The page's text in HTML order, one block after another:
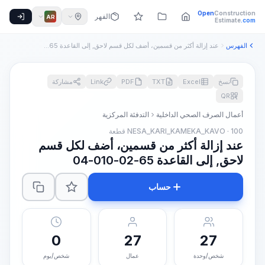
OpenConstruction
Estimate.com الفهرس AR
الفهرس عند إزالة أكثر من قسمين، أضف لكل قسم لاحق, إلى القاعدة 65-02...
نسخ Excel
TXT
PDF
Link
مشاركة
QR
أعمال الصرف الصحي الداخلية
التدفئة المركزية
NESA_KARI_KAMEKA_KAVO · 100 قطعة
عند إزالة أكثر من قسمين، أضف لكل قسم
لاحق, إلى القاعدة 65-02-010-04
حساب
27
شخص/وحدة
27
عمال
0
شخص/يوم